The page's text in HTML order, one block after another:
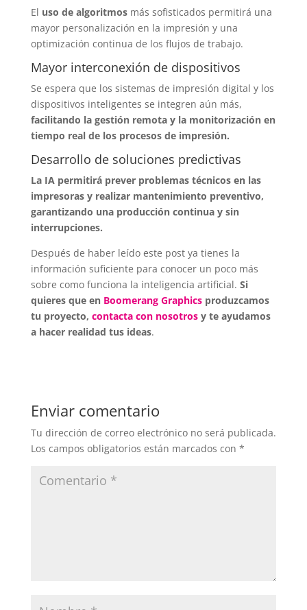
El uso de algoritmosmás sofisticados permitirá una
mayor personalización en la impresión y una
optimización continua de los flujos de trabajo.
Mayor interconexión de dispositivos
Se espera que los sistemas de impresión digital y los
dispositivos inteligentes se integren aún más,
facilitando la gestión remota y la monitorización en
tiempo real de los procesos de impresión.
Desarrollo de soluciones predictivas
La IA permitirá prever problemas técnicos en las
impresoras y realizar mantenimiento preventivo,
garantizando una producción continua y sin
interrupciones.
Después de haber leído este post ya tienes la
información suficiente para conocer un poco más
sobre como funciona la inteligencia artificial. Si
quieres que en Boomerang Graphicsproduzcamos
tu proyecto, contacta con nosotrosy te ayudamos
a hacer realidad tus ideas.
Enviar comentario
Tu dirección de correo electrónico no será publicada.
Los campos obligatorios están marcados con *